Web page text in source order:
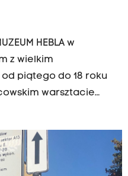
HEBLA w
z wielkim
piątego do 18 roku
warsztacie
niepełne 13 lat,
w warsztacie